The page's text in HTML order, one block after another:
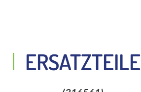
ERSATZTEILE